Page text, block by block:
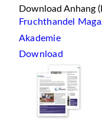
Download Anhang
Fruchthandel
Akademie
Download